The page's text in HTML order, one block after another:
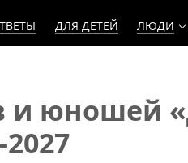
ДЛЯ ДЕТЕЙ ЛЮДИ
и юношей